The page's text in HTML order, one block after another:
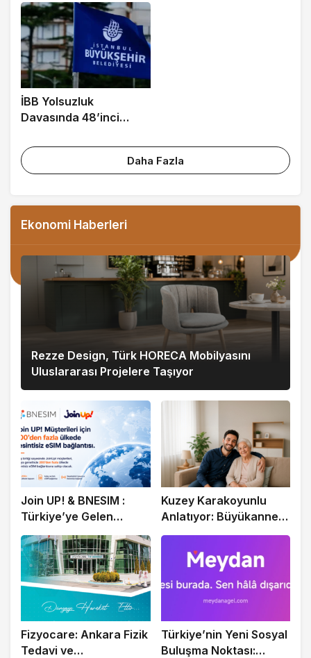
İBB Yolsuzluk
Davasında 48’inci
Daha Fazla
Ekonomi Haberleri
Rezze Design, Türk HORECA Mobilyasını
Uluslararası Projelere Taşıyor
Join UP! & BNESIM :
Türkiye’ye Gelen
Milyonlarca Turiste
Ücretsiz eSIM
Kuzey Karakoyunlu
Anlatıyor: Büyükannem
İçin Doğru Evde Bakım
Hizmetini Personel
Park ile Buldum
Fizyocare: Ankara Fizik
Tedavi ve
Türkiye’nin Yeni Sosyal
Buluşma Noktası: